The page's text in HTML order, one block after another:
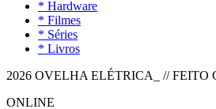
* Hardware
* Filmes
* Séries
* Livros
2026 OVELHA ELÉTRICA_ // FEITO
ONLINE